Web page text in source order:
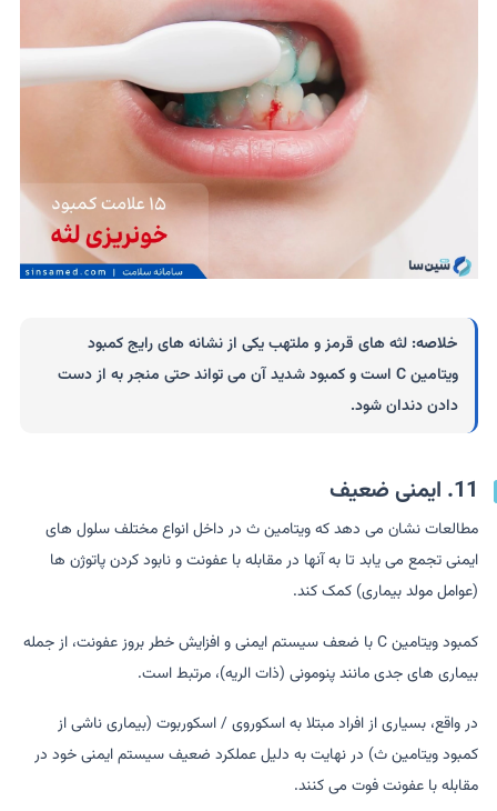
خلاصه: لثه های قرمز و ملتهب یکی از نشانه های رایج کمبود
ویتامین C است و کمبود شدید آن می تواند حتی منجر به از دست
دادن دندان شود.
11. ایمنی ضعیف
مطالعات نشان می دهد که ویتامین ث در داخل انواع مختلف سلول های
ایمنی تجمع می یابد تا به آنها در مقابله با عفونت و نابود کردن پاتوژن ها
(عوامل مولد بیماری) کمک کند.
کمبود ویتامین C با ضعف سیستم ایمنی و افزایش خطر بروز عفونت، از جمله
بیماری های جدی مانند پنومونی (ذات الریه)، مرتبط است.
در واقع، بسیاری از افراد مبتلا به اسکوروی / اسکوربوت (بیماری ناشی از
کمبود ویتامین ث) در نهایت به دلیل عملکرد ضعیف سیستم ایمنی خود در
مقابله با عفونت فوت می کنند.